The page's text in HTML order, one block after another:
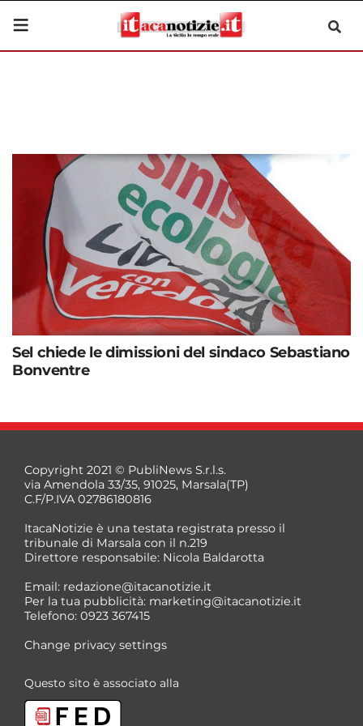
Sel chiede le dimissioni del sindaco Sebastiano
Bonventre
Copyright 2021 © PubliNews S.r.l.s.
via Amendola 33/35, 91025, Marsala(TP)
C.F/P.IVA 02786180816
ItacaNotizie è una testata registrata presso il
tribunale di Marsala con il n.219
Direttore responsabile: Nicola Baldarotta
Email: redazione@itacanotizie.it
Per la tua pubblicità: marketing@itacanotizie.it
Telefono: 0923 367415
Change privacy settings
Questo sito è associato alla